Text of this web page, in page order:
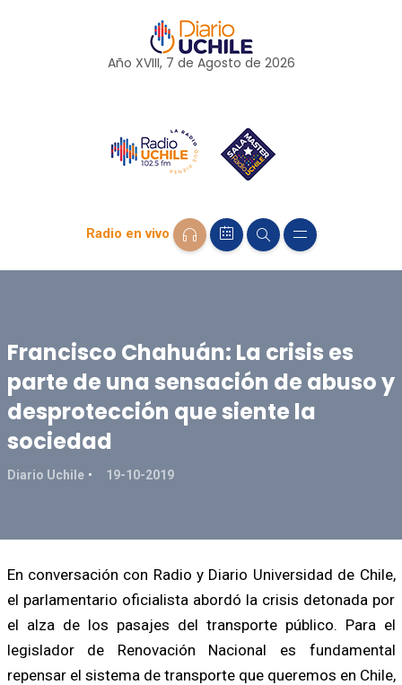
Año XVIII, 7 de Agosto de 2026
Radio en vivo
Francisco Chahuán: La crisis es
parte de una sensación de abuso y
desprotección que siente la
sociedad
Diario Uchile 19-10-2019
En conversación con Radio y Diario Universidad de Chile,
el parlamentario oficialista abordó la crisis detonada por
el alza de los pasajes del transporte público. Para el
legislador de Renovación Nacional es fundamental
repensar el sistema de transporte que queremos en Chile,